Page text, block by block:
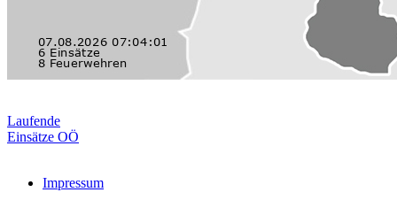
Laufende
Einsätze OÖ
Impressum